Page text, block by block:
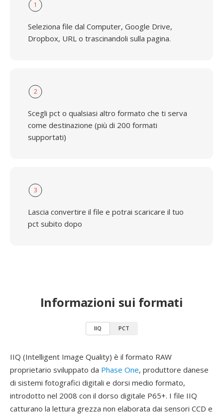
1
Seleziona file dal Computer, Google Drive,
Dropbox, URL o trascinandoli sulla pagina.
2
Scegli pct o qualsiasi altro formato che ti serva
come destinazione (più di 200 formati
supportati)
3
Lascia convertire il file e potrai scaricare il tuo
pct subito dopo
Informazioni sui formati
IIQ PCT
IIQ (Intelligent Image Quality) è il formato RAW
proprietario sviluppato da Phase One, produttore danese
di sistemi fotografici digitali e dorsi medio formato,
introdotto nel 2008 con il dorso digitale P65+. I file IIQ
catturano la lettura grezza non elaborata dai sensori CCD e